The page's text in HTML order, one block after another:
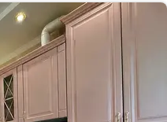
лікарні, аптеки, банки та
швидкого переїзду...